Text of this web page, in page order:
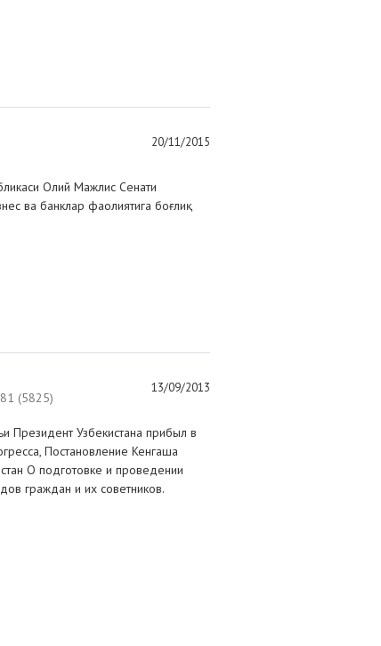
20/11/2015
Олий Мажлис Сенати
ва банклар фаолиятига боғлиқ
13/09/2013
(5825)
Президент Узбекистана прибыл в
Постановление Кенгаша
О подготовке и проведении
граждан и их советников.